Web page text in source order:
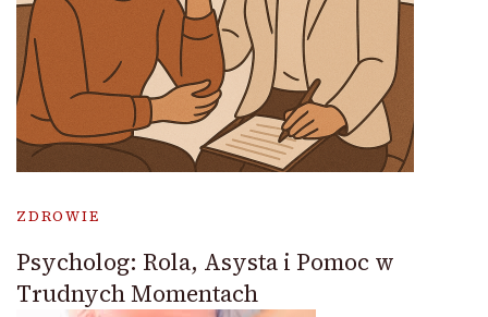
ZDROWIE
Psycholog: Rola, Asysta i Pomoc w
Trudnych Momentach